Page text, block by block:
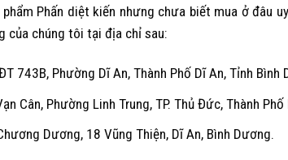
Phấn diệt kiến nhưng chưa biết mua ở đâu
của chúng tôi tại địa chỉ sau:
743B, Phường Dĩ An, Thành Phố Dĩ An, Tỉnh Bình
Cân, Phường Linh Trung, TP. Thủ Đức, Thành Phố
Dương, 18 Vũng Thiện, Dĩ An, Bình Dương.